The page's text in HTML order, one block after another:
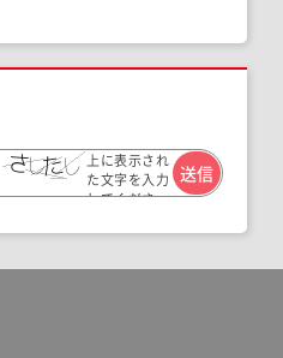
上に表示され
た文字を入力
してくださ